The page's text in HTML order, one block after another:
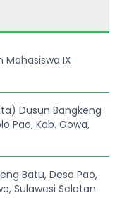
Mahasiswa IX
Dusun Bangkeng
Pao, Kab. Gowa,
Batu, Desa Pao,
Sulawesi Selatan